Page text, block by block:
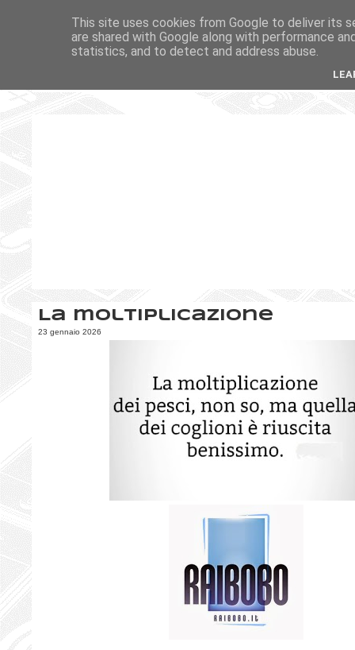
La moltiplicazione
23 gennaio 2026
This site uses cookies from Google to deliver its
are shared with Google along with performance
statistics, and to detect and address abuse.